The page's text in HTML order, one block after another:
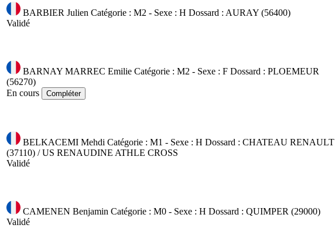
BARBIER Julien Catégorie : M2 - Sexe : H Dossard : AURAY (56400)
Validé
BARNAY MARREC Emilie Catégorie : M2 - Sexe : F Dossard : PLOEMEUR
(56270)
En cours
Compléter
BELKACEMI Mehdi Catégorie : M1 - Sexe : H Dossard : CHATEAU RENAULT
(37110) / US RENAUDINE ATHLE CROSS
Validé
CAMENEN Benjamin Catégorie : M0 - Sexe : H Dossard : QUIMPER (29000)
Validé